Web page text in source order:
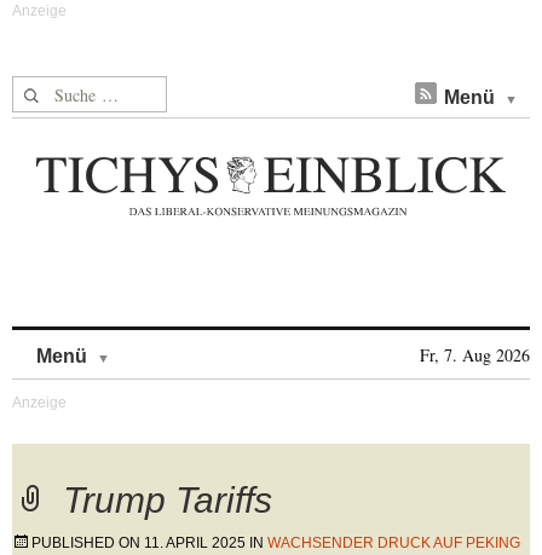
Suche nach: Menü
Menü Fr, 7. Aug 2026
Trump Tariffs
PUBLISHED ON 11. APRIL 2025 IN WACHSENDER DRUCK AUF PEKING